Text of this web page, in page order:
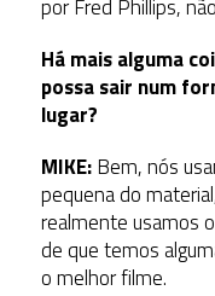
por Fred Phillips,
Há mais alguma
possa sair num
lugar?
MIKE:Bem, nós
pequena do
realmente usamos
de que temos
o melhor filme.